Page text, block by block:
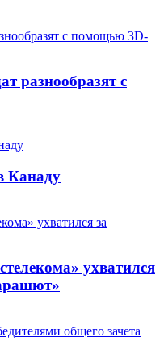
разнообразят с
Канаду
ухватился